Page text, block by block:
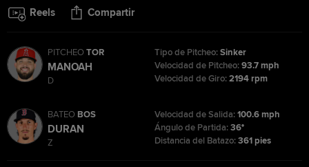
Reels Compartir
PITCHEO TOR
MANOAH
D
Tipo de Pitcheo:Sinker
Velocidad de Pitcheo:93.7 mph
Velocidad de Giro:2194 rpm
BATEO BOS
DURAN
Z
Velocidad de Salida:100.6 mph
Ángulo de Partida:36°
Distancia del Batazo:361 pies